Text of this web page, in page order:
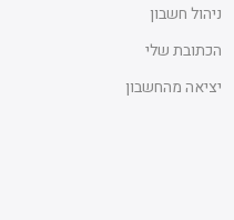
ניהול חשבון
הכתובת שלי
יציאה מהחשבון